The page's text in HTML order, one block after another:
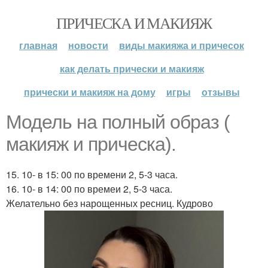
ПРИЧЕСКА И МАКИЯЖ
главная новости
виды макияжа и причесок
как делать прически и макияж
прически и макияж на дому
игры отзывы
Модель на полный образ (
макияж и прическа).
15. 10- в 15: 00 по времени 2, 5-3 часа.
16. 10- в 14: 00 по времеи 2, 5-3 часа.
Желательно без нарощенных ресниц. Кудрово